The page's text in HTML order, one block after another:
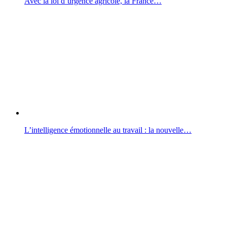
L’intelligence émotionnelle au travail : la nouvelle…